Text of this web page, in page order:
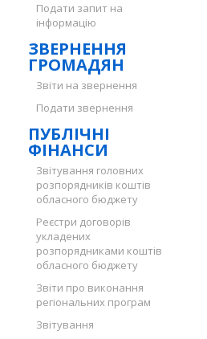
Подати запит на
інформацію
ЗВЕРНЕННЯ
ГРОМАДЯН
Звіти на звернення
Подати звернення
ПУБЛІЧНІ
ФІНАНСИ
Звітування головних
розпорядників коштів
обласного бюджету
Реєстри договорів
укладених
розпорядниками коштів
обласного бюджету
Звіти про виконання
регіональних програм
Звітування